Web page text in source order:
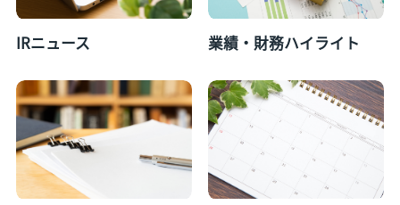
IRニュース 業績・財務ハイライト